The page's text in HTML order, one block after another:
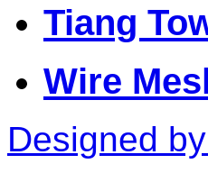
Tiang
Wire
Designed